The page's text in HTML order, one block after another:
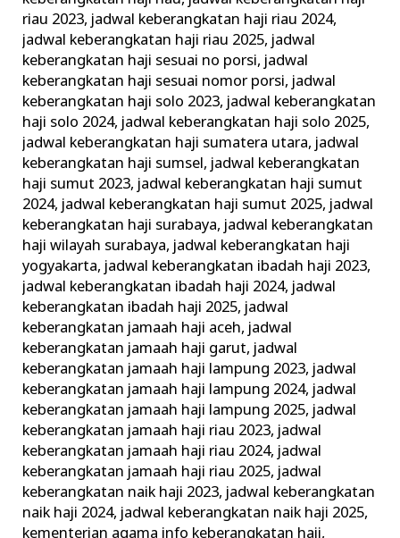
riau 2023, jadwal keberangkatan haji riau 2024,
jadwal keberangkatan haji riau 2025, jadwal
keberangkatan haji sesuai no porsi, jadwal
keberangkatan haji sesuai nomor porsi, jadwal
keberangkatan haji solo 2023, jadwal keberangkatan
haji solo 2024, jadwal keberangkatan haji solo 2025,
jadwal keberangkatan haji sumatera utara, jadwal
keberangkatan haji sumsel, jadwal keberangkatan
haji sumut 2023, jadwal keberangkatan haji sumut
2024, jadwal keberangkatan haji sumut 2025, jadwal
keberangkatan haji surabaya, jadwal keberangkatan
haji wilayah surabaya, jadwal keberangkatan haji
yogyakarta, jadwal keberangkatan ibadah haji 2023,
jadwal keberangkatan ibadah haji 2024, jadwal
keberangkatan ibadah haji 2025, jadwal
keberangkatan jamaah haji aceh, jadwal
keberangkatan jamaah haji garut, jadwal
keberangkatan jamaah haji lampung 2023, jadwal
keberangkatan jamaah haji lampung 2024, jadwal
keberangkatan jamaah haji lampung 2025, jadwal
keberangkatan jamaah haji riau 2023, jadwal
keberangkatan jamaah haji riau 2024, jadwal
keberangkatan jamaah haji riau 2025, jadwal
keberangkatan naik haji 2023, jadwal keberangkatan
naik haji 2024, jadwal keberangkatan naik haji 2025,